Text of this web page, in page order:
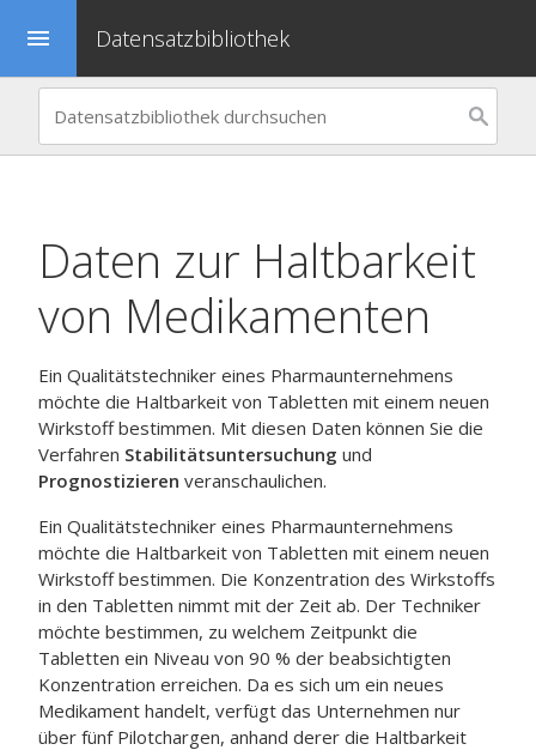
menu Datensatzbibliothek
Daten zur Haltbarkeit
von Medikamenten
Ein Qualitätstechniker eines Pharmaunternehmens
möchte die Haltbarkeit von Tabletten mit einem neuen
Wirkstoff bestimmen. Mit diesen Daten können Sie die
Verfahren Stabilitätsuntersuchung und
Prognostizieren veranschaulichen.
Ein Qualitätstechniker eines Pharmaunternehmens
möchte die Haltbarkeit von Tabletten mit einem neuen
Wirkstoff bestimmen. Die Konzentration des Wirkstoffs
in den Tabletten nimmt mit der Zeit ab. Der Techniker
möchte bestimmen, zu welchem Zeitpunkt die
Tabletten ein Niveau von 90 % der beabsichtigten
Konzentration erreichen. Da es sich um ein neues
Medikament handelt, verfügt das Unternehmen nur
über fünf Pilotchargen, anhand derer die Haltbarkeit